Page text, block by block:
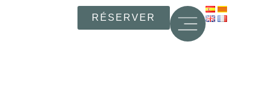
RÉSERVER